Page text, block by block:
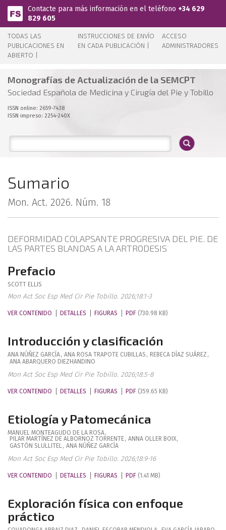
Pasar al contenido principal
Contacte para más información en el teléfono +34 629
829 605
TODAS LAS
PUBLICACIONES EN
ABIERTO |
INSTRUCCIONES DE ENVÍO
EN CADA PUBLICACIÓN |
ACCESO
ADMINISTRADORES
Monografías de Actualización de la SEMCPT
Sociedad Española de Medicina y Cirugía del Pie y Tobillo
ISSN online: 2659-7438
ISSN impreso: 2254-240X
Sumario
Mon. Act. 2026. Núm. 18
DEFORMIDAD COLAPSANTE PROGRESIVA DEL PIE. DE
LAS PARTES BLANDAS A LA ARTRODESIS
Prefacio
SCOTT ELLIS
Mon Act Soc Esp Med Cir Pie Tobillo. 2026;18:1-3
VER CONTENIDO DETALLES FIGURAS PDF (730.98 KB)
Introducción y clasificación
ANA NÚÑEZ GARCÍA, ANA ROSA TRAPOTE CUBILLAS , REBECA DÍAZ SUÁREZ ,
ANA ABARQUERO DIEZHANDINO
Mon Act Soc Esp Med Cir Pie Tobillo. 2026;18:5-8
VER CONTENIDO DETALLES FIGURAS PDF (359.65 KB)
Etiología y Patomecánica
MANUEL MONTEAGUDO DE LA ROSA,
PILAR MARTÍNEZ DE ALBORNOZ TORRENTE, ANNA OLLER BOIX,
GASTÓN SLULLITEL, ANA NÚÑEZ GARCÍA
Mon Act Soc Esp Med Cir Pie Tobillo. 2026;18:9-16
VER CONTENIDO DETALLES FIGURAS PDF (1.41 MB)
Exploración física con enfoque
práctico